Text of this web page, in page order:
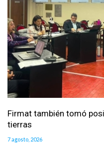
Firmat también tomó
tierras
7 agosto, 2026